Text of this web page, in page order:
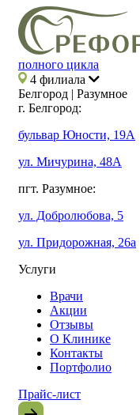
полного цикла
4 филиала
Белгород | Разумное
г. Белгород:
бульвар Юности, 19А
ул. Мичурина, 48А
пгт. Разумное:
ул. Добролюбова, 5
ул. Придорожная, 26а
Услуги
Врачи
Акции
Отзывы
О Клинике
Контакты
Портфолио
Прайс-лист